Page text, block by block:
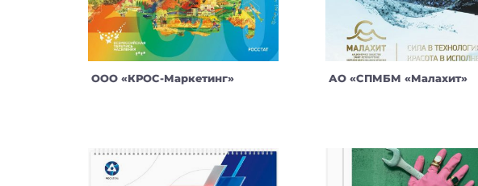
ООО «КРОС-Маркетинг» АО «СПМБМ «Малахит»